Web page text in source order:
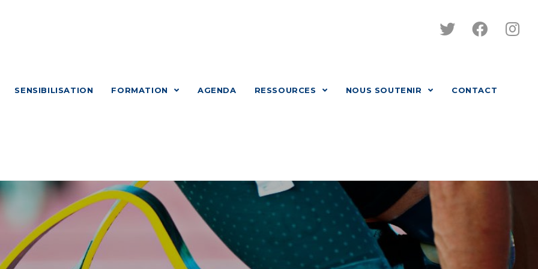
SENSIBILISATION FORMATION AGENDA RESSOURCES NOUS SOUTENIR CONTACT